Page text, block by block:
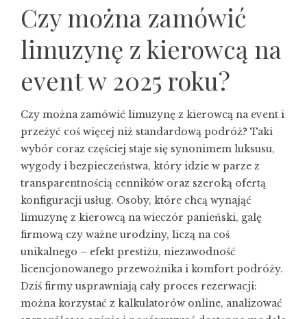
Czy można zamówić
limuzynę z kierowcą na
event w 2025 roku?
Czy można zamówić limuzynę z kierowcą na event i
przeżyć coś więcej niż standardową podróż? Taki
wybór coraz częściej staje się synonimem luksusu,
wygody i bezpieczeństwa, który idzie w parze z
transparentnością cenników oraz szeroką ofertą
konfiguracji usług. Osoby, które chcą wynająć
limuzynę z kierowcą na wieczór panieński, galę
firmową czy ważne urodziny, liczą na coś
unikalnego – efekt prestiżu, niezawodność
licencjonowanego przewoźnika i komfort podróży.
Dziś firmy usprawniają cały proces rezerwacji:
można korzystać z kalkulatorów online, analizować